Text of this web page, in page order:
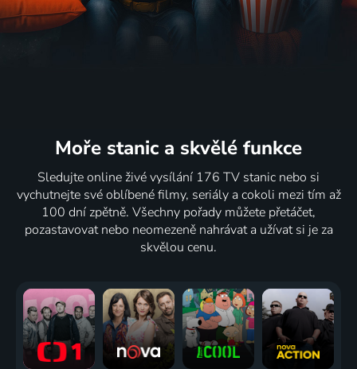
Moře stanic a skvělé funkce
Sledujte online živé vysílání 176 TV stanic nebo si
vychutnejte své oblíbené filmy, seriály a cokoli mezi tím až
100 dní zpětně. Všechny pořady můžete přetáčet,
pozastavovat nebo neomezeně nahrávat a užívat si je za
skvělou cenu.